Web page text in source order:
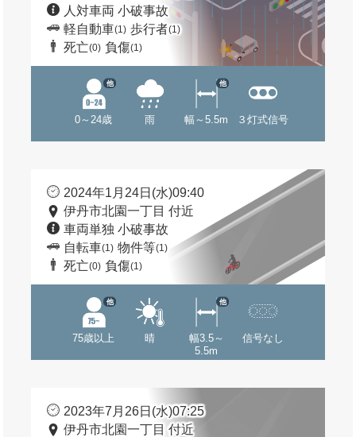
人対車両 小破事故
軽自動車(1) 歩行者(1)
死亡(0) 負傷(1)
0～24歳
他
雨 幅～5.5m
他
３灯式信号
2024年1月24日(水)09:40
伊丹市北園一丁目 付近
車両単独 小破事故
自転車(1) 物件等(1)
死亡(0) 負傷(1)
75歳以上
他
晴
幅3.5～
5.5m
他
信号なし
2023年7月26日(水)07:25
伊丹市北園一丁目 付近